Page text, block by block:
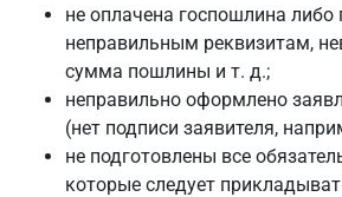
не оплачена госпошлина либо
неправильным реквизитам,
сумма пошлины и т. д.;
неправильно оформлено
(нет подписи заявителя,
не подготовлены все
которые следует